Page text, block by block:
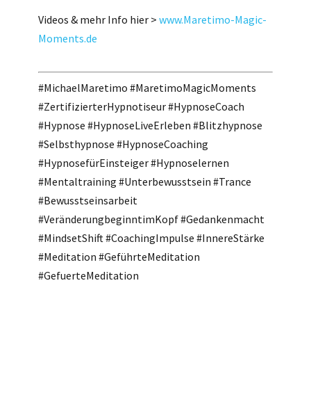
Videos & mehr Info hier > www.Maretimo-Magic-
Moments.de
#MichaelMaretimo #MaretimoMagicMoments
#ZertifizierterHypnotiseur #HypnoseCoach
#Hypnose #HypnoseLiveErleben #Blitzhypnose
#Selbsthypnose #HypnoseCoaching
#HypnosefürEinsteiger #Hypnoselernen
#Mentaltraining #Unterbewusstsein #Trance
#Bewusstseinsarbeit
#VeränderungbeginntimKopf #Gedankenmacht
#MindsetShift #CoachingImpulse #InnereStärke
#Meditation #GeführteMeditation
#GefuerteMeditation